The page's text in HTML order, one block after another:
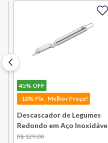
45%OFF
-10% Pix
Melhor Preço!
Descascador de Legumes
Redondo em Aço Inoxidável
131 mm Bsf
R$129,00